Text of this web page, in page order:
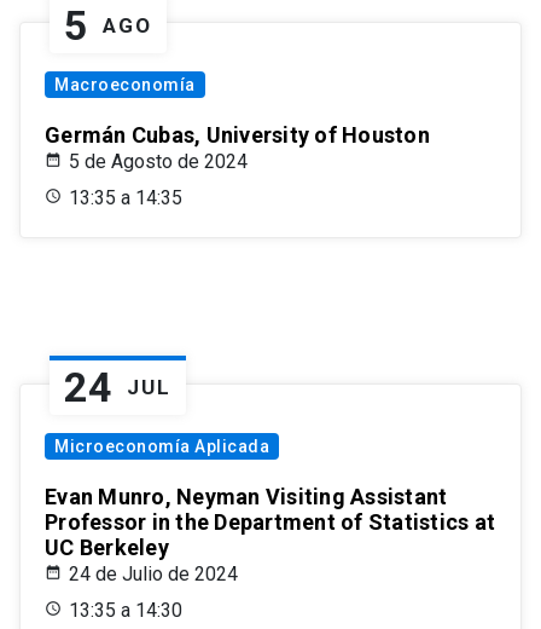
5 AGO
Macroeconomía
Germán Cubas, University of Houston
5 de Agosto de 2024
13:35 a 14:35
24 JUL
Microeconomía Aplicada
Evan Munro, Neyman Visiting Assistant
Professor in the Department of Statistics at
UC Berkeley
24 de Julio de 2024
13:35 a 14:30